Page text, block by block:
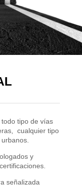
tipo de vías
cualquier tipo
y
señalizada